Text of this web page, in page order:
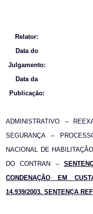
Relator:
Data do
Julgamento:
Data da
Publicação:
ADMINISTRATIVO –
SEGURANÇA –
NACIONAL DE
DO CONTRAN –
CONDENAÇÃO EM
14.939/2003. SENTENÇA